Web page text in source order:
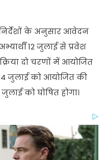
के अनुसार आवेदन
12 जुलाई से प्रवेश
दो चरणों में आयोजित
14 जुलाई को आयोजित की
को घोषित होगा।